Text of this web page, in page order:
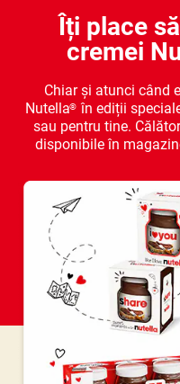
Îți place
cremei
Chiar și atunci când
Nutella® în ediții
sau pentru tine.
disponibile în